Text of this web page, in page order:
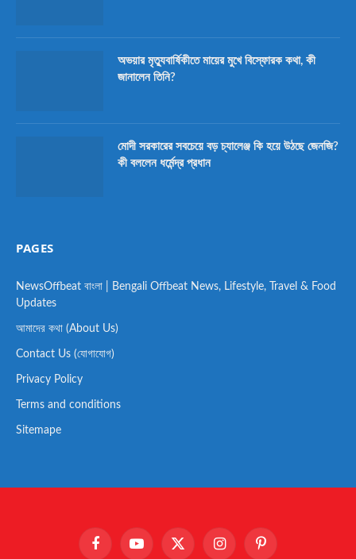
অভয়ার মৃত্যুবার্ষিকীতে মায়ের মুখে বিস্ফোরক কথা, কী
জানালেন তিনি?
মোদী সরকারের সবচেয়ে বড় চ্যালেঞ্জ কি হয়ে উঠছে জেনজি?
কী বললেন ধর্মেন্দ্র প্রধান
PAGES
NewsOffbeat বাংলা | Bengali Offbeat News, Lifestyle, Travel & Food
Updates
আমাদের কথা (About Us)
Contact Us (যোগাযোগ)
Privacy Policy
Terms and conditions
Sitemape
FacebookYouTube X InstagramPinterest